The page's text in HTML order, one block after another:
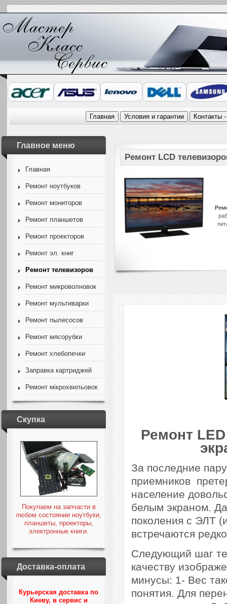
Главное меню
Главная
Ремонт ноутбуков
Ремонт мониторов
Ремонт планшетов
Ремонт проекторов
Ремонт эл. книг
Ремонт телевизоров
Ремонт микроволновок
Ремонт мультиварки
Ремонт пылесосов
Ремонт мясорубки
Ремонт хлебопечки
Заправка картриджей
Ремонт мікрохвильовок
Скупка
Покупаем на запчасти в
любом состоянии ноутбуки,
планшеты, проекторы,
электронные книги.
Доставка-оплата
Курьерская доставка по
Киеву, в сервис и
Ремонт LCD
Ремонт
За последние
приемников
население
белым экраном.
поколения с ЭЛТ
встречаются
Следующий шаг
качеству
минусы: 1- Вес
понятия. Для